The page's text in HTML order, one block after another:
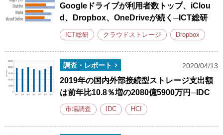
Googleドライブが利用者数トップ、iClou
d、Dropbox、OneDriveが続く─ICT総研
ICT総研 クラウドストレージ Dropbox
調査・レポート 2020/04/13
2019年の国内外部接続型ストレージ支出額
は前年比10.8％増の2080億5900万円─IDC
市場調査 IDC HCI